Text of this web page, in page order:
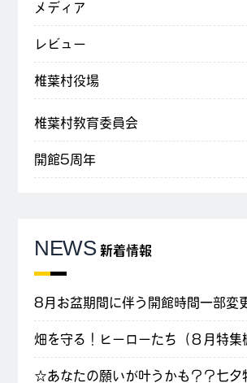
メディア
レビュー
椎葉村役場
椎葉村教育委員会
開館5周年
NEWS 新着情報
8月お盆期間に伴う開館時間一部変
畑を守る！ヒーローたち（８月特集
☆あなたの願いが叶うかも？？七夕